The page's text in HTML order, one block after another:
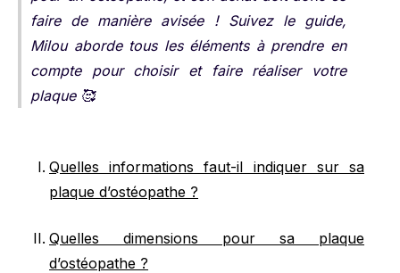
faire de manière avisée ! Suivez le guide,
Milou aborde tous les éléments à prendre en
compte pour choisir et faire réaliser votre
plaque 🥰
Quelles informations faut-il indiquer sur sa
plaque d’ostéopathe ?
Quelles dimensions pour sa plaque
d’ostéopathe ?